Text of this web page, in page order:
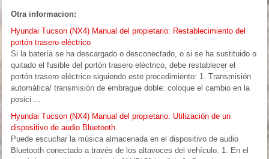
Otra informacion:
Hyundai Tucson (NX4) Manual del propietario: Restablecimiento del
portón trasero eléctrico
Si la batería se ha descargado o desconectado, o si se ha sustituido o
quitado el fusible del portón trasero eléctrico, debe restablecer el
portón trasero eléctrico siguiendo este procedimiento: 1. Transmisión
automática/ transmisión de embrague doble: coloque el cambio en la
posici ...
Hyundai Tucson (NX4) Manual del propietario: Utilización de un
dispositivo de audio Bluetooth
Puede escuchar la música almacenada en el dispositivo de audio
Bluetooth conectado a través de los altavoces del vehículo. 1. En el